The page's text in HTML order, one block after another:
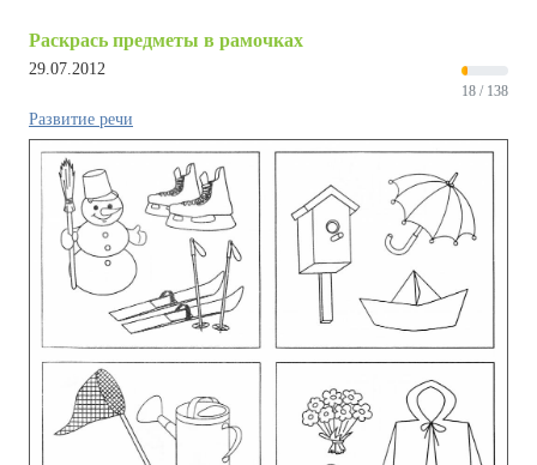
Раскрась предметы в рамочках
29.07.2012
18 / 138
Развитие речи